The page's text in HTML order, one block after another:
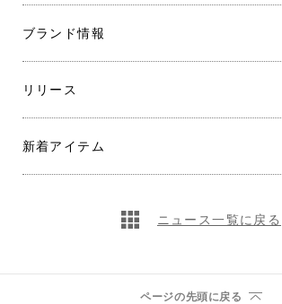
ブランド情報
リリース
新着アイテム
ニュース一覧に戻る
ページの先頭に戻る